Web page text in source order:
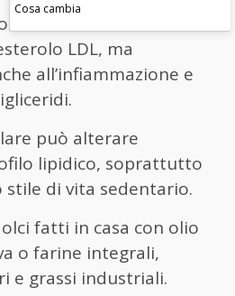
solo favoriscono
LDL, ma
all’infiammazione e
può alterare
lipidico, soprattutto
stile di vita sedentario.
fatti in casa con olio
o farine integrali,
e grassi industriali.
Cosa cambia